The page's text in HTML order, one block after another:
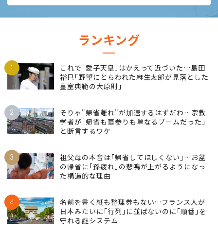
ランキング
1
これで｢愛子天皇｣はかえって近づいた…島田
裕巳｢野望にとらわれた麻生太郎が見落とした
皇室典範の大原則｣
2
そりゃ"帰省離れ"が加速するはずだわ…宗教
学者が｢帰省も墓参りも単なるブームだった｣
と断言するワケ
3
祖父母の本音は｢帰省してほしくない｣…お盆
の帰省に｢孫疲れ｣の悲鳴が上がるようになっ
た構造的な理由
4
名前を書く紙も整理券もない…フランス人が
日本みたいに｢行列｣に並ばないのに｢順番｣を
守れる謎システム